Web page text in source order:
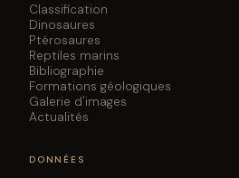
Classification
Dinosaures
Ptérosaures
Reptiles marins
Bibliographie
Formations géologiques
Galerie d'images
Actualités
DONNÉES